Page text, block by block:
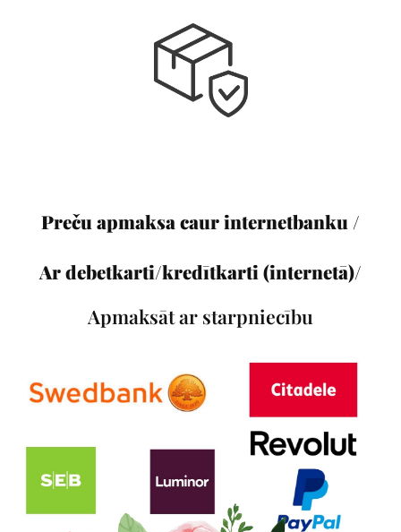
Preču apmaksa caur internetbanku /
Ar debetkarti/kredītkarti (internetā)/
Apmaksāt ar starpniecību